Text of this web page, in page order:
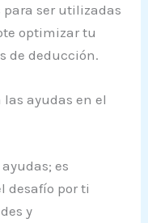
ser utilizadas
optimizar tu
de deducción.
ayudas en el
es
desafío por ti
y